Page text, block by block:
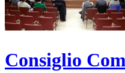
Consiglio